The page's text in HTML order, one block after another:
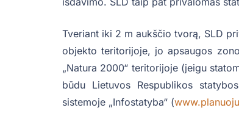
Tveriant iki 2 m aukščio tvorą, SLD
objekto teritorijoje, jo apsaugos
„Natura 2000“ teritorijoje (jeigu
būdu Lietuvos Respublikos
sistemoje „Infostatyba“ (